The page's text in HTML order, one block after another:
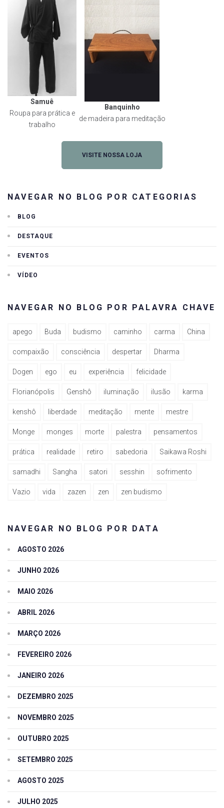
Samuê
Roupa para prática e
trabalho
Banquinho
de madeira para meditação
VISITE NOSSA LOJA
NAVEGAR NO BLOG POR CATEGORIAS
BLOG
DESTAQUE
EVENTOS
VÍDEO
NAVEGAR NO BLOG POR PALAVRA CHAVE
apego Buda budismo caminho carma China
compaixão consciência despertar Dharma
Dogen ego eu experiência felicidade
Florianópolis Genshô iluminação ilusão karma
kenshô liberdade meditação mente mestre
Monge monges morte palestra pensamentos
prática realidade retiro sabedoria Saikawa Roshi
samadhi Sangha satori sesshin sofrimento
Vazio vida zazen zen zen budismo
NAVEGAR NO BLOG POR DATA
AGOSTO 2026
JUNHO 2026
MAIO 2026
ABRIL 2026
MARÇO 2026
FEVEREIRO 2026
JANEIRO 2026
DEZEMBRO 2025
NOVEMBRO 2025
OUTUBRO 2025
SETEMBRO 2025
AGOSTO 2025
JULHO 2025